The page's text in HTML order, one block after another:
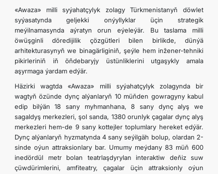
«Awaza» milli syýahatçylyk zolagy Türkmenistanyň döwlet
syýasatynda geljekki onýyllyklar üçin strategik
meýilnamasynda aýratyn orun eýeleýär. Bu taslama milli
öwüşginli döredijilik çözgütleri bilen birlikde, dünýä
arhitekturasynyň we binagärliginiň, şeýle hem inžener-tehniki
pikirleriniň iň öňdebaryjy üstünliklerini utgaşykly amala
aşyrmaga ýardam edýär.
Häzirki wagtda «Awaza» milli syýahatçylyk zolagynda bir
wagtyň özünde dynç alýanlaryň 10 müňden gowragyny kabul
edip bilýän 18 sany myhmanhana, 8 sany dynç alyş we
sagaldyş merkezleri, şol sanda, 1380 orunlyk çagalar dynç alyş
merkezleri hem-de 9 sany kottejler toplumlary hereket edýär.
Dynç alýanlaryň hyzmatynda 4 sany seýilgäh bolup, olardan 2-
sinde oýun attraksionlary bar. Umumy meýdany 83 müň 600
inedördül metr bolan teatrlaşdyrylan interaktiw deňiz suw
çüwdürimlerini, amfiteatry, çagalar üçin attraksionly oýun